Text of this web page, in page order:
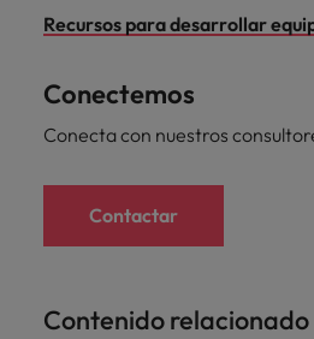
Recursos para desarrollar
Conectemos
Conecta con nuestros
Contactar
Contenido relacionado